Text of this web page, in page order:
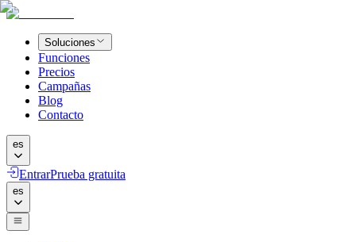
Soluciones
Funciones
Precios
Campañas
Blog
Contacto
es
EntrarPrueba gratuita
es